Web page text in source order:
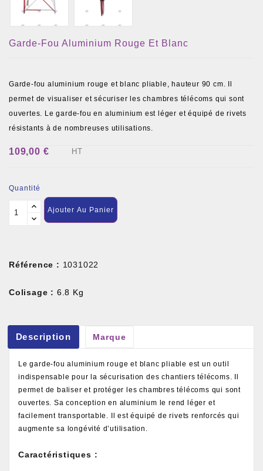
Garde-Fou Aluminium Rouge Et Blanc
Garde-fou aluminium rouge et blanc pliable, hauteur 90 cm. Il
permet de visualiser et sécuriser les chambres télécoms qui sont
ouvertes. Le garde-fou en aluminium est léger et équipé de rivets
résistants à de nombreuses utilisations.
109,00 € HT
Quantité
Ajouter Au Panier
Référence : 1031022
Colisage : 6.8 Kg
Description Marque
Le garde-fou aluminium rouge et blanc pliable est un outil
indispensable pour la sécurisation des chantiers télécoms. Il
permet de baliser et protéger les chambres télécoms qui sont
ouvertes. Sa conception en aluminium le rend léger et
facilement transportable. Il est équipé de rivets renforcés qui
augmente sa longévité d’utilisation.
Caractéristiques :